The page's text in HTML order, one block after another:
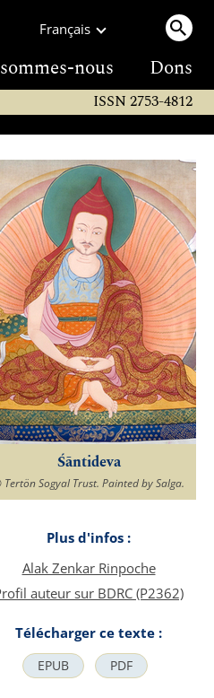
Français
nous Dons
ISSN 2753-4812
Śāntideva
Sogyal Trust. Painted by Salga.
Plus d'infos :
Alak Zenkar Rinpoche
auteur sur BDRC (P2362)
Télécharger ce texte :
EPUB PDF